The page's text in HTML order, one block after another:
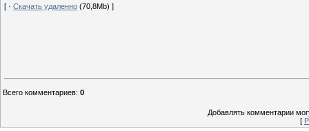
[ · Скачать удаленно (70,8Mb) ]
Всего комментариев: 0
Добавлять комментарии
[